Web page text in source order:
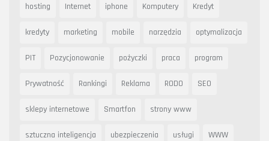
hosting Internet iphone Komputery Kredyt
kredyty marketing mobile narzędzia optymalizacja
PIT Pozycjonowanie pożyczki praca program
Prywatność Rankingi Reklama RODO SEO
sklepy internetowe Smartfon strony www
sztuczna inteligencja ubezpieczenia usługi WWW